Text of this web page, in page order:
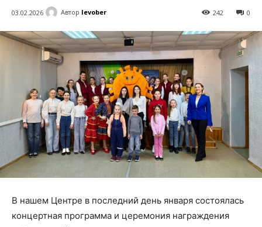
03.02.2026 Автор levober 0
242
В нашем Центре в последний день января состоялась
концертная программа и церемония награждения